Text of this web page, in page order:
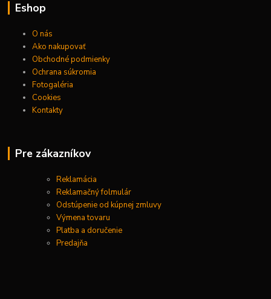
Eshop
O nás
Ako nakupovať
Obchodné podmienky
Ochrana súkromia
Fotogaléria
Cookies
Kontakty
Pre zákazníkov
Reklamácia
Reklamačný folmulár
Odstúpenie od kúpnej zmluvy
Výmena tovaru
Platba a doručenie
Predajňa